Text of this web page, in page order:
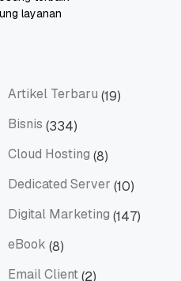
layanan
Artikel Terbaru (19)
Bisnis (334)
Cloud Hosting (8)
Dedicated Server (10)
Digital Marketing (147)
eBook (8)
Email Client(2)